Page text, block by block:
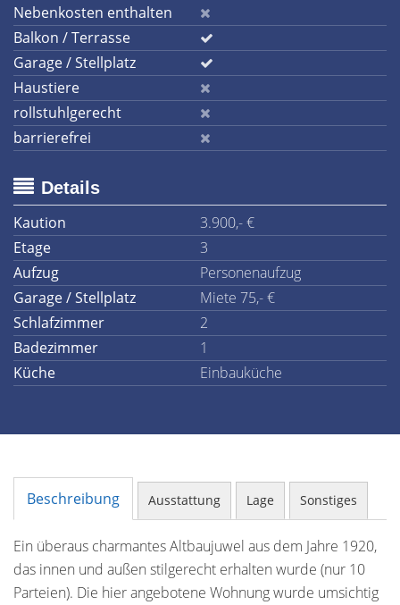
Nebenkosten enthalten
Balkon / Terrasse
Garage / Stellplatz
Haustiere
rollstuhlgerecht
barrierefrei
Details
Kaution
3.900,- €
Etage
3
Aufzug
Personenaufzug
Garage / Stellplatz
Miete 75,- €
Schlafzimmer
2
Badezimmer
1
Küche
Einbauküche
Beschreibung Ausstattung Lage Sonstiges
Ein überaus charmantes Altbaujuwel aus dem Jahre 1920,
das innen und außen stilgerecht erhalten wurde (nur 10
Parteien). Die hier angebotene Wohnung wurde umsichtig